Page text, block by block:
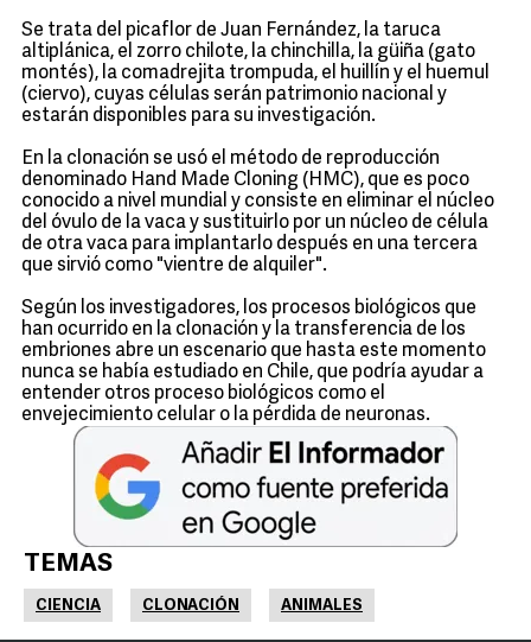
Se trata del picaflor de Juan Fernández, la taruca
altiplánica, el zorro chilote, la chinchilla, la güiña (gato
montés), la comadrejita trompuda, el huillín y el huemul
(ciervo), cuyas células serán patrimonio nacional y
estarán disponibles para su investigación.
En la clonación se usó el método de reproducción
denominado Hand Made Cloning (HMC), que es poco
conocido a nivel mundial y consiste en eliminar el núcleo
del óvulo de la vaca y sustituirlo por un núcleo de célula
de otra vaca para implantarlo después en una tercera
que sirvió como "vientre de alquiler".
Según los investigadores, los procesos biológicos que
han ocurrido en la clonación y la transferencia de los
embriones abre un escenario que hasta este momento
nunca se había estudiado en Chile, que podría ayudar a
entender otros proceso biológicos como el
envejecimiento celular o la pérdida de neuronas.
TEMAS
CIENCIA CLONACIÓN ANIMALES